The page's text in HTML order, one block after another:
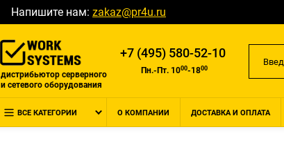
Напишите нам: zakaz@pr4u.ru
дистрибьютор серверного
и сетевого оборудования
+7 (495) 580-52-10
Пн.-Пт. 1000-1800
ВСЕ КАТЕГОРИИ О КОМПАНИИ ДОСТАВКА И ОПЛАТА